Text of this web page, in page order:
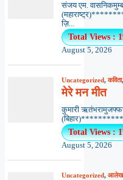
संजय एम.
ज़ि...
Total Views :
August 5, 2026
Uncategorized,कविता
मेरे मन मीत
कुमारी
Total Views :
August 5, 2026
Uncategorized, आलेख